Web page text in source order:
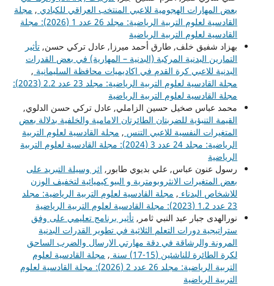
بعض المهارات الهجومية للاعبي المنتخب العراقي للكبادي , مجلة
القادسية لعلوم التربية الرياضية: مجلد 26 عدد 1 (2026): مجلة
القادسية لعلوم التربية الرياضية
بهزاد شفيق خلف, طارق أحمد ميرزا, عادل تركي حسن, تأثير
التمارين البدنية المركبة (البدنية – المهارية) في بعض القدرات
البدنية للاعبي كرة القدم في اكاديميات محافظة السليمانية ,
مجلة القادسية لعلوم التربية الرياضية: مجلد 23 عدد 2.2 (2023):
مجلة القادسية لعلوم التربية الرياضية
محمد عباس صخيل حسين الزاملي, عادل تركي حسن الدلوي,
القيمة التنبؤية للضربتان الطائرتان الامامية والخلفية بدلالة بعض
المتغيرات النفسية للاعبي التنس , مجلة القادسية لعلوم التربية
الرياضية: مجلد 24 عدد 3 (2024): مجلة القادسية لعلوم التربية
الرياضية
رسول عنون عباس, علي بديوي طابور, اثر وسيلة التبريد على
بعض المتغيرات الانثروبومترية و البيو كيميائية لتخفيف الوزن
للاشخاص البدناء , مجلة القادسية لعلوم التربية الرياضية: مجلد
23 عدد 1.2 (2023): مجلة القادسية لعلوم التربية الرياضية
نورالهدى جبار عبد النبي ثامر, تأثير برنامج تعليمي على وفق
ستراتيجية دورات التعلم الثلاثية في تطوير القدرات البدنية
المرونة والرشاقة في دقة مهارتي الارسال والضرب الساحق
لكرة الطائرة للناشئين (15-17) سنة
, مجلة القادسية لعلوم
التربية الرياضية: مجلد 26 عدد 2 (2026): مجلة القادسية لعلوم
التربية الرياضية